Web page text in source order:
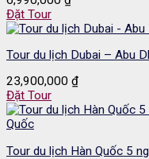
Đặt Tour
Tour du lịch Dubai – Abu
23,900,000 ₫
Đặt Tour
Tour du lịch Hàn Quốc 5